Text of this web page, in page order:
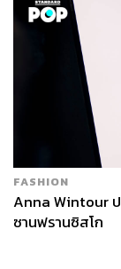
FASHION
Anna Wintour
ซานฟรานซิสโก